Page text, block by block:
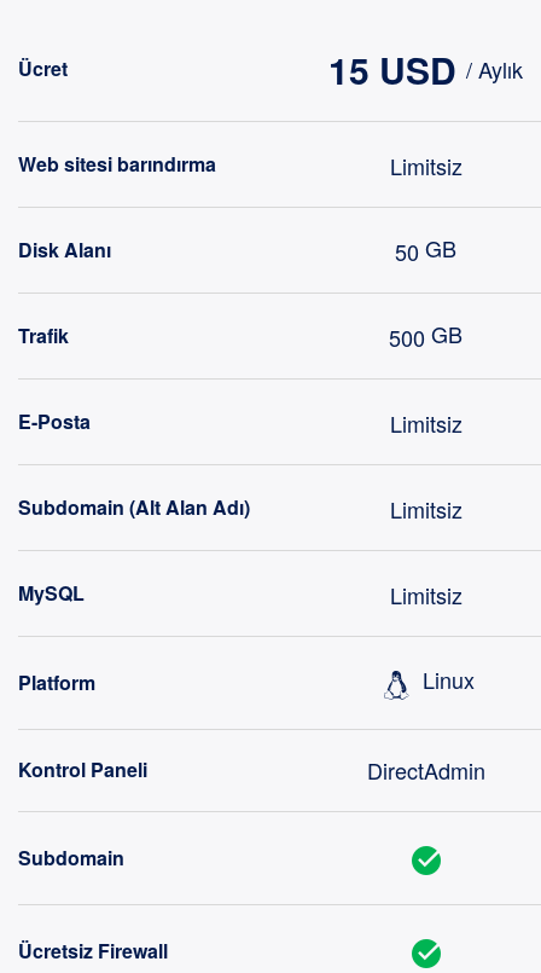
Ücret 15 USD / Aylık
Web sitesi barındırma Limitsiz
Disk Alanı 50GB
Trafik 500GB
E-Posta Limitsiz
Subdomain (Alt Alan Adı) Limitsiz
MySQL Limitsiz
Platform Linux
Kontrol Paneli DirectAdmin
Subdomain
Ücretsiz Firewall